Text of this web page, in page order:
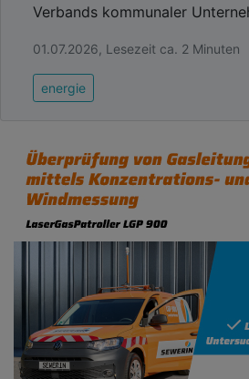
Verbands kommunaler
01.07.2026, Lesezeit ca. 2 Minuten
energie